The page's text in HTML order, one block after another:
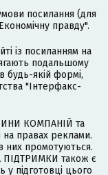
посилання (для
правду".
із посиланням на
подальшому
якій формі,
"Інтерфакс-
КОМПАНІЙ та
правах реклами.
них промотуються.
ПІДТРИМКИ також є
підготовці цього